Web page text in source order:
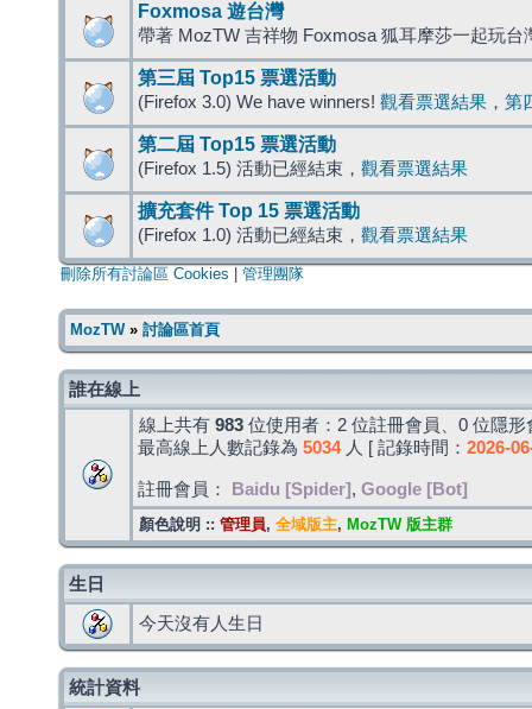
Foxmosa 遊台灣
帶著 MozTW 吉祥物 Foxmosa 狐耳摩莎一起玩台
第三屆 Top15 票選活動
(Firefox 3.0) We have winners! 觀看票選結果 ， 第
第二屆 Top15 票選活動
(Firefox 1.5) 活動已經結束， 觀看票選結果
擴充套件 Top 15 票選活動
(Firefox 1.0) 活動已經結束， 觀看票選結果
刪除所有討論區 Cookies 管理團隊
MozTW» 討論區首頁
誰在線上
線上共有 983 位使用者：2 位註冊會員、0 位隱
最高線上人數記錄為 5034人 [ 記錄時間： 2026-
註冊會員： Baidu [Spider] , Google [Bot]
顏色說明 :: 管理員, 全域版主, MozTW 版主群
生日
今天沒有人生日
統計資料